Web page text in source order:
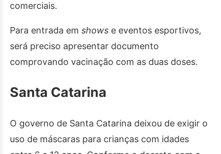
comerciais.
Para entrada em shows e eventos esportivos,
será preciso apresentar documento
comprovando vacinação com as duas doses.
Santa Catarina
O governo de Santa Catarina deixou de exigir o
uso de máscaras para crianças com idades